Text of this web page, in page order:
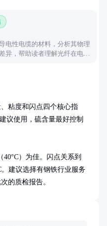
电性电缆的材料，分析其物理
异，帮助读者理解光纤在电力
粘度和闪点四个核心指
议使用，硫含量最好控制
40°C）为佳。闪点关系到
建议选择有钢铁行业服务
的质检报告。